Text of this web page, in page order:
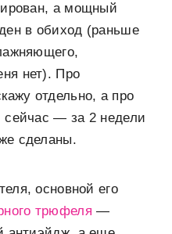
а мощный
в обиход (раньше
нет). Про
отдельно, а про
сейчас — за 2 недели
сделаны.
основной его
трюфеля —